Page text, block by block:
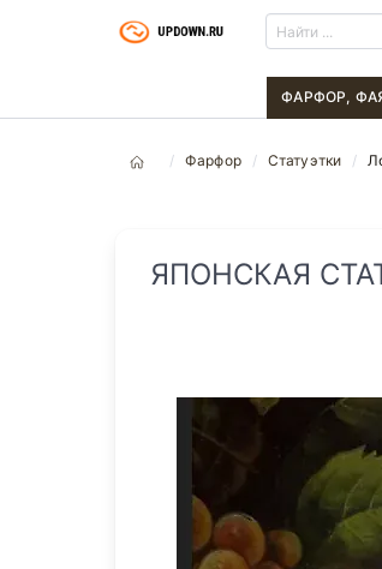
ФАРФОР,
Фарфор Статуэтки
ЯПОНСКАЯ